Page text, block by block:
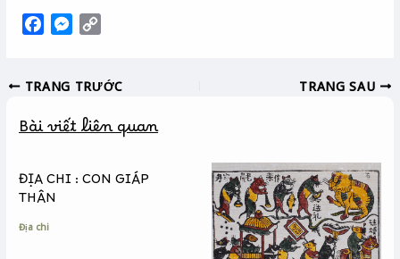
e
o
k
M
s
n
e
y
i
k
TRANG TRƯỚC TRANG SAU
Bài viết liên quan
ĐỊA CHI : CON GIÁP
THÂN
Địa chi